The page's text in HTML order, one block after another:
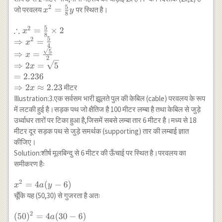
\frac{1}{4
\times 10} \\
\Rightarrow
a=\frac{-5}
{32}
y \\
\Rightarrow
जो परवलयx^2=\frac{5}
x2 = 8
5 y पर स्थित है।
\therefore x^2
=\frac{5}{8}
\times 2 \\
\Rightarrow x^2
=\frac{5}{4} \\
\Rightarrow x
=\frac{\sqrt{5}}
{2} \\
\Rightarrow 2 x
=\sqrt{5} \\
=2.236 \\
\Rightarrow 2x
\approx 2.23
∴ x2 = 8
5 × 2
⇒ x2 = 4
5
⇒ x = 2
5
⇒ 2x =
5
= 2.236
⇒ 2x ≈ 2.23 मीटर
Illustration:3.एक सर्वसम भारी झूलते पुल की केबिल (cable) परवलय के रूप
में लटकी हुई है।सड़क पथ जो क्षैतिज है 100 मीटर लम्बा है तथा केबिल से जुड़े
उर्ध्वाधर तारों पर टिका हुआ है,जिसमें सबसे लम्बा तार 6 मीटर है।मध्य से 18
मीटर दूर सड़क पथ से जुड़े समर्थक (supporting) तार की लम्बाई ज्ञात
कीजिए।
Solution:शीर्ष मूलबिन्दु से 6 मीटर की ऊँचाई पर स्थित है।परवलय का
समीकरण हैः
x^2=4
a(y-6)
x2 = 4a(y − 6)
चूँकि यह (50,30) से गुजरता है अतः
(50)^2=4 a(30-
(50)2 = 4a(30 − 6)